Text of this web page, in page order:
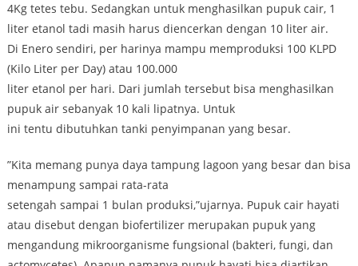
4Kg tetes tebu. Sedangkan untuk menghasilkan pupuk cair, 1
liter etanol tadi masih harus diencerkan dengan 10 liter air.
Di Enero sendiri, per harinya mampu memproduksi 100 KLPD
(Kilo Liter per Day) atau 100.000
liter etanol per hari. Dari jumlah tersebut bisa menghasilkan
pupuk air sebanyak 10 kali lipatnya. Untuk
ini tentu dibutuhkan tanki penyimpanan yang besar.
”Kita memang punya daya tampung lagoon yang besar dan bisa
menampung sampai rata-rata
setengah sampai 1 bulan produksi,”ujarnya. Pupuk cair hayati
atau disebut dengan biofertilizer merupakan pupuk yang
mengandung mikroorganisme fungsional (bakteri, fungi, dan